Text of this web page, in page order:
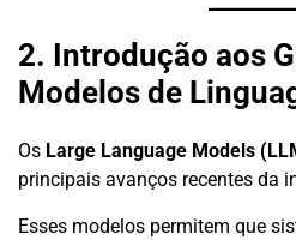
2. Introdução aos
Modelos de
Os Large Language Models
principais avanços recentes da
Esses modelos permitem que